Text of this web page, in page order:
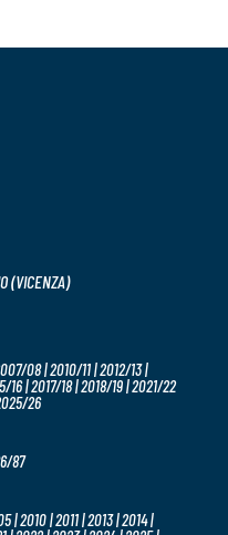
(VICENZA)
08 | 2010/11 | 2012/13 |
16 | 2017/18 | 2018/19 | 2021/22
26
87
| 2010 | 2011 | 2013 | 2014 |